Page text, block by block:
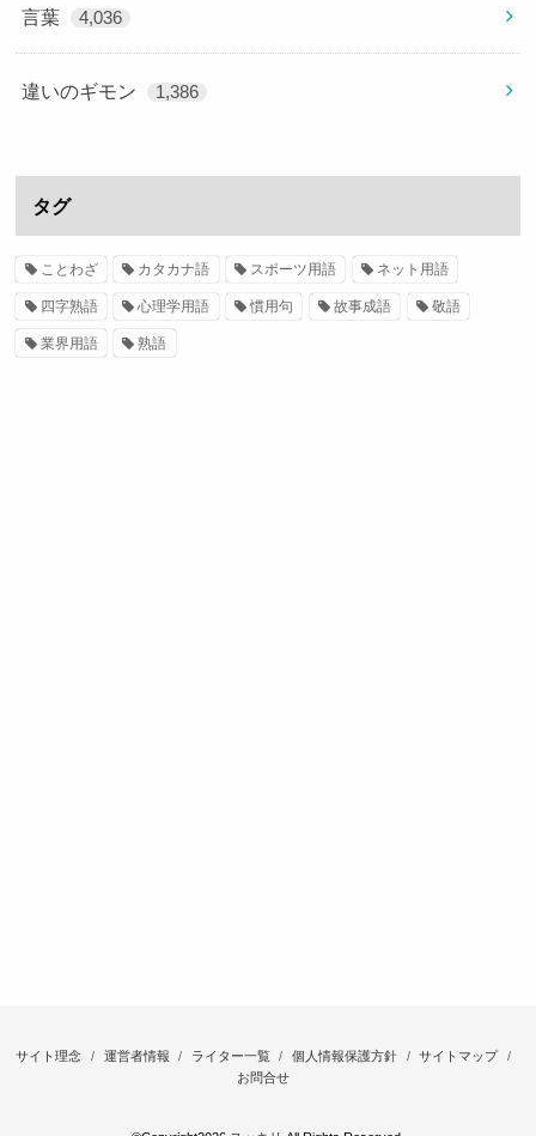
言葉 4,036
違いのギモン 1,386
タグ
ことわざ カタカナ語 スポーツ用語 ネット用語
四字熟語 心理学用語 慣用句 故事成語 敬語
業界用語 熟語
サイト理念 運営者情報 ライター一覧 個人情報保護方針
サイトマップ
お問合せ